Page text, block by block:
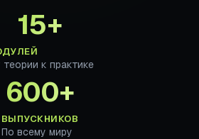
15+
к практике
600+
ВЫПУСКНИКОВ
По всему миру